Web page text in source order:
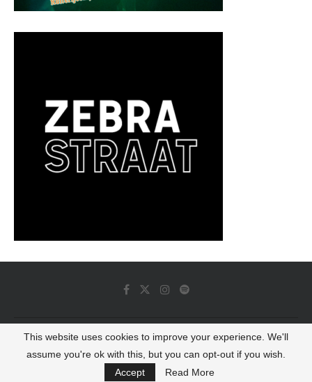
© 2022 - Luminous Dash All Rights Reserved
BACK TO TOP
This website uses cookies to improve your experience. We'll
assume you're ok with this, but you can opt-out if you wish.
Accept
Read More